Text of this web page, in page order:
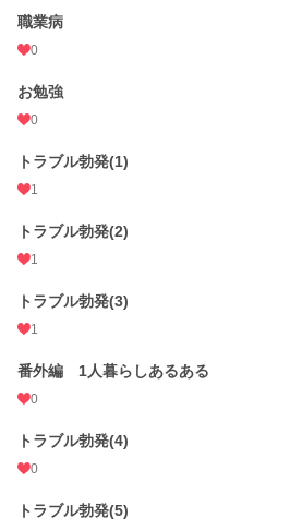
職業病
0
お勉強
0
トラブル勃発(1)
1
トラブル勃発(2)
1
トラブル勃発(3)
1
番外編 1人暮らしあるある
0
トラブル勃発(4)
0
トラブル勃発(5)